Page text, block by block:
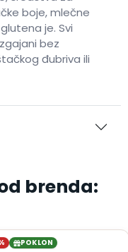
boje, mlečne
je. Svi
bez
đubriva ili
brenda:
POKLON